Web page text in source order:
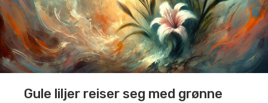
Gule liljer reiser seg med grønne